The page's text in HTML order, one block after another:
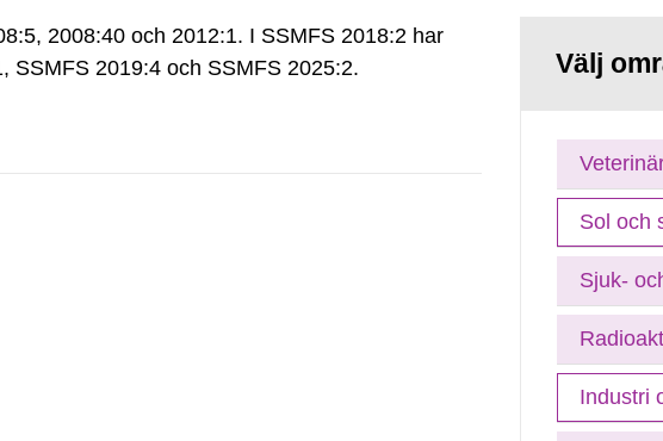
2008:40 och 2012:1. I SSMFS 2018:2 har
SSMFS 2019:4 och SSMFS 2025:2.
Välj
Sol och
Sjuk-
Industri